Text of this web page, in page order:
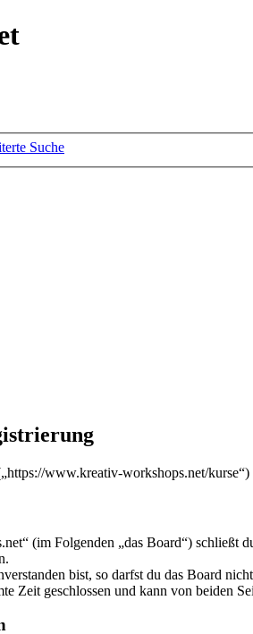
Suche
www.kreativ-workshops.net/
(im Folgenden „das Board“) schließt
bist, so darfst du das Board
Zeit geschlossen und kann von beiden